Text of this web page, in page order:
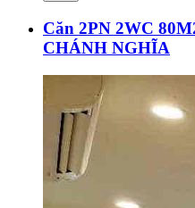
Căn 2PN 2WC
CHÁNH NGHĨA